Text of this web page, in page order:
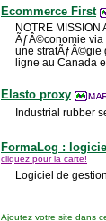
Ecommerce First
NOTRE
ÃƒÂ©conomie via
une stratÃƒÂ©gie
ligne au Canada
Elasto proxy
Industrial rubber
FormaLog :
cliquez pour la carte!
Logiciel de
Ajoutez votre site dans